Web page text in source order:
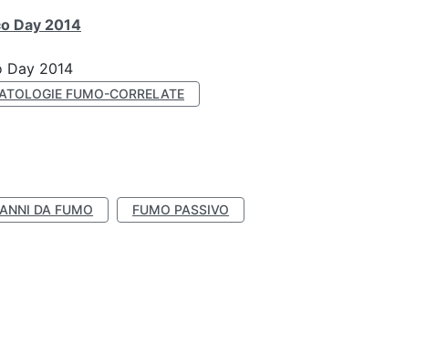
Day 2014
Day 2014
FUMO-CORRELATE
DA FUMO
FUMO PASSIVO